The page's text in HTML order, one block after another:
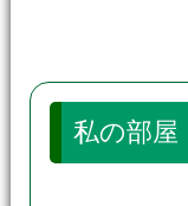
私の